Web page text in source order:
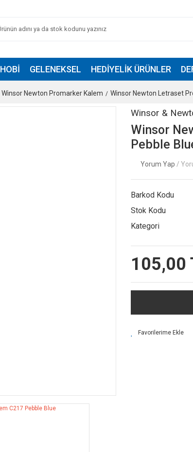
HOBI GELENEKSEL HEDIYELIK ÜRÜNLER
Winsor Newton Promarker Kalem Winsor Newton Letraset
Winsor &
Winsor
Pebble
Yorum Yap /
Barkod Kodu
Stok Kodu
Kategori
105,00